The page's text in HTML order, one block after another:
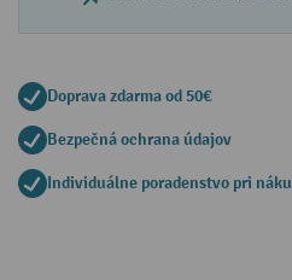
Doprava zdarma od 50€
Bezpečná ochrana údajov
Individuálne poradenstvo pri